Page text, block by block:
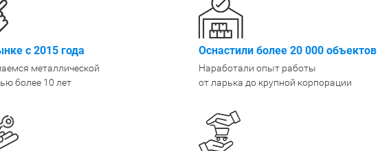
Разделители для полок
1500 мм
1600 мм
1800 мм
Показать еще▼
1200 мм
ПОКРЫТИЮ
Порошковое покрытие
Оцинкованные
с 2015 года
металлической
более 10 лет
Оснастили более 20 000 объектов
Наработали опыт работы
от ларька до крупной корпорации